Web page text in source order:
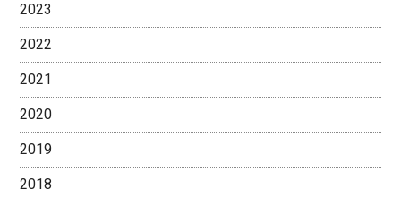
2023
2022
2021
2020
2019
2018